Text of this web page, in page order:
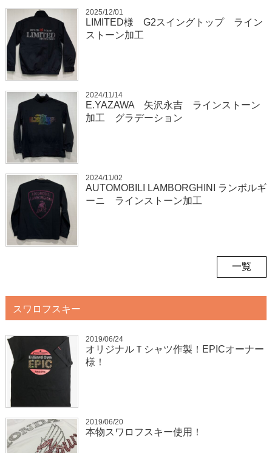
2025/12/01
LIMITED様 G2スイングトップ ライン
ストーン加工
2024/11/14
E.YAZAWA 矢沢永吉 ラインストーン
加工 グラデーション
2024/11/02
AUTOMOBILI LAMBORGHINI ランボルギ
ーニ ラインストーン加工
一覧
スワロフスキー
2019/06/24
オリジナルＴシャツ作製！EPICオーナー
様！
2019/06/20
本物スワロフスキー使用！